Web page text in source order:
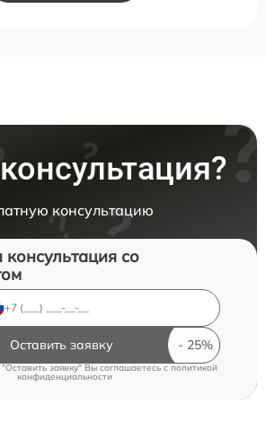
консультацию
консультация со
Оставить заявку
заявку" Вы соглашаетесь cполитикой
конфиденциальности